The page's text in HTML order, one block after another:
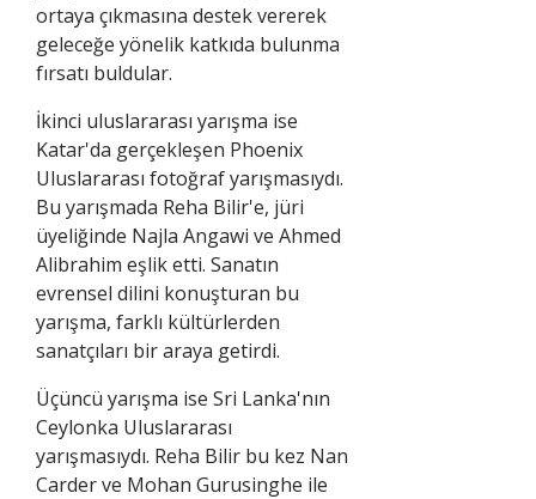
ortaya çıkmasına destek vererek
geleceğe yönelik katkıda bulunma
fırsatı buldular.
İkinci uluslararası yarışma ise
Katar'da gerçekleşen Phoenix
Uluslararası fotoğraf yarışmasıydı.
Bu yarışmada Reha Bilir'e, jüri
üyeliğinde Najla Angawi ve Ahmed
Alibrahim eşlik etti. Sanatın
evrensel dilini konuşturan bu
yarışma, farklı kültürlerden
sanatçıları bir araya getirdi.
Üçüncü yarışma ise Sri Lanka'nın
Ceylonka Uluslararası
yarışmasıydı. Reha Bilir bu kez Nan
Carder ve Mohan Gurusinghe ile